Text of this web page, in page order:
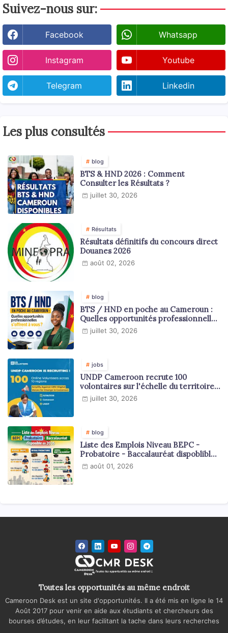
Suivez-nous sur:
Facebook Whatsapp
Instagram Youtube
Telegram Linkedin
Les plus consultés
blog
BTS & HND 2026 : Comment
Consulter les Résultats ?
juillet 30, 2026
Résultats
Résultats définitifs du concours direct
Douanes 2026
août 02, 2026
blog
BTS / HND en poche au Cameroun :
Quelles opportunités professionnelles
s'offrent à vous ?
juillet 30, 2026
jobs
UNDP Cameroon recrute 100
volontaires sur l'échelle du territoire
national
juillet 30, 2026
blog
Liste des Emplois Niveau BEPC -
Probatoire - Baccalauréat dispoblible
en 2026
août 01, 2026
Toutes les opportunités au même endroit
Cameroon Desk est un site d'opportunités. Il a été mis en ligne le 14
Août 2017 pour venir en aide aux étudiants et chercheurs des
bourses d’études, en leur facilitant la tache dans leurs recherches